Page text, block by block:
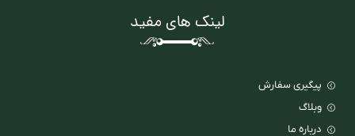
لینک های مفید
پیگیری سفارش
وبلاگ
درباره ما